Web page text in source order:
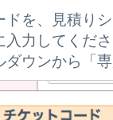
を、見積り
入力してくだ
ウンから「